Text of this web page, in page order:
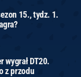
15., tydz. 1.
DT20.
z przodu